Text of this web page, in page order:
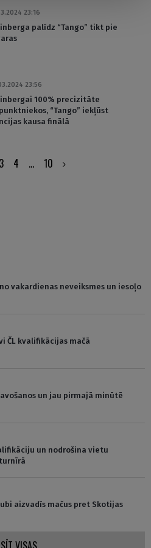
23:16
palīdz “Tango” tikt pie
23:56
100% precizitāte
“Tango” iekļūst
kausa finālā
3 4 … 10
vakardienas neveiksmes un iesoļo
ČL kvalifikācijas mačā
un jau pirmajā minūtē
un nodrošina vietu
aizvadīs mačus pret Skotijas